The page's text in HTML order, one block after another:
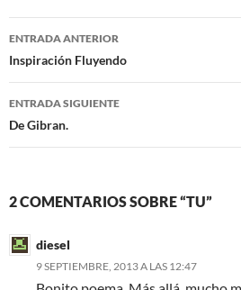
o
o
e
r
Navegación
de
entradas
ENTRADA ANTERIOR
Inspiración Fluyendo
ENTRADA SIGUIENTE
De Gibran.
2 COMENTARIOS SOBRE “TU”
diesel
9 SEPTIEMBRE, 2013 A LAS 12:47